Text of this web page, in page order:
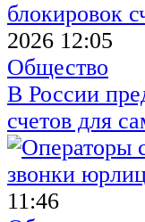
2026 12:05
Общество
В России
счетов для
11:46